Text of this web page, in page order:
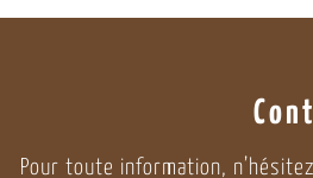
Pour toute information,